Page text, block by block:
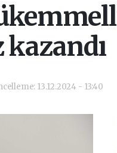
13.12.2024 - 13:40